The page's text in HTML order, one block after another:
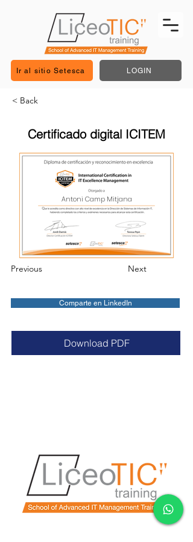
Ir al sitio Setesca LOGIN
< Back
Certificado digital ICITEM
Antoni Camp Mitjana
Previous Next
Comparte en LinkedIn
Download PDF